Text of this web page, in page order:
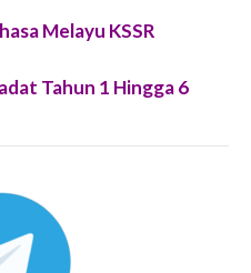
Melayu KSSR
Tahun 1 Hingga 6